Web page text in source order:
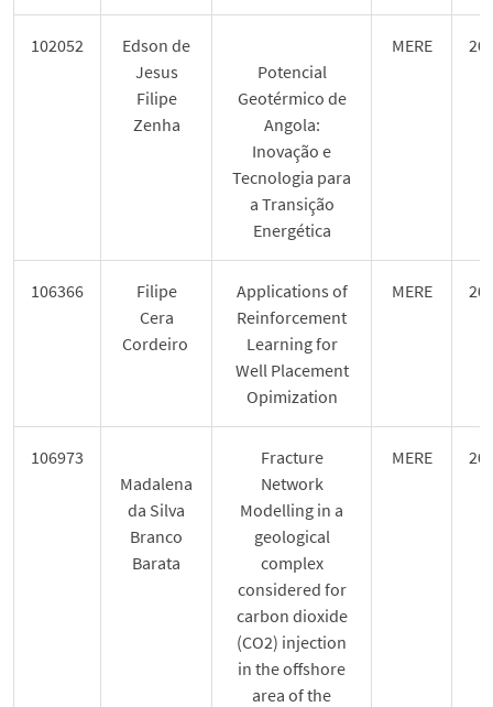
102052
Edson de
Jesus
Filipe
Zenha
Potencial
Geotérmico de
Angola:
Inovação e
Tecnologia para
a Transição
Energética
MERE
106366
Filipe
Cera
Cordeiro
Applications of
Reinforcement
Learning for
Well Placement
Opimization
MERE
106973
Madalena
da Silva
Branco
Barata
Fracture
Network
Modelling in a
geological
complex
considered for
carbon dioxide
(CO2) injection
in the offshore
area of the
MERE